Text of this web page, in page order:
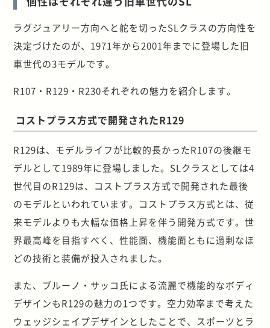
ラグジュアリー方向へと舵を切ったSLクラスの方向性を
決定づけたのが、1971年から2001年までに登場した旧
車世代の3モデルです。
R107・R129・R230それぞれの魅力を紹介します。
コストプラス方式で開発されたR129
R129は、モデルライフが比較的長かったR107の後継モ
デルとして1989年に登場しました。SLクラスとしては4
世代目のR129は、コストプラス方式で開発された最後
のモデルといわれています。コストプラス方式とは、従
来モデルよりも大幅な価格上昇を伴う開発方式です。世
界最高峰を目指すべく、性能面、機能面ともに過剰なほ
どの技術と装備が投入されました。
また、ブルーノ・サッコ氏による流麗で機能的なボディ
デザインもR129の魅力の1つです。空力効率まで考えた
ウェッジシェイプデザインとしたことで、スポーツとラ